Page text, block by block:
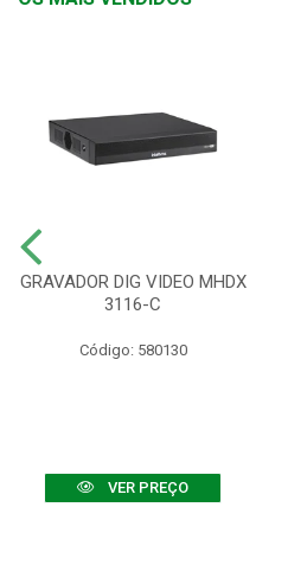
GRAVADOR DIG VIDEO MHDX
3116-C
Código: 580130
VER PREÇO